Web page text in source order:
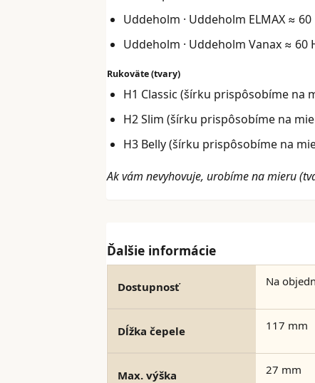
Uddeholm · Uddeholm ELMAX ≈ 60
Uddeholm · Uddeholm Vanax ≈ 60
Rukoväte (tvary)
H1 Classic (šírku prispôsobíme na
H2 Slim (šírku prispôsobíme na
H3 Belly (šírku prispôsobíme na
Ak vám nevyhovuje, urobíme na mieru
Ďalšie informácie
Dostupnosť Na
Dĺžka čepele 117 mm
Max. výška 27 mm